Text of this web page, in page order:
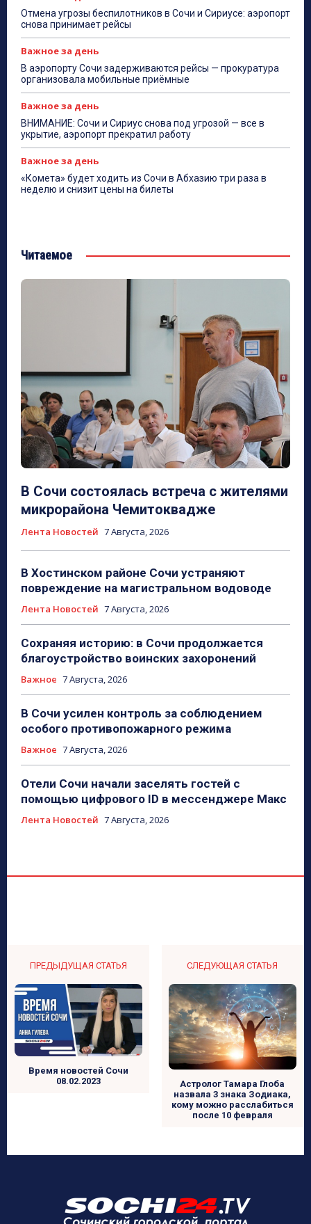
Отмена угрозы беспилотников в Сочи и Сириусе: аэропорт
снова принимает рейсы
Важное за день
В аэропорту Сочи задерживаются рейсы — прокуратура
организовала мобильные приёмные
Важное за день
ВНИМАНИЕ: Сочи и Сириус снова под угрозой — все в
укрытие, аэропорт прекратил работу
Важное за день
«Комета» будет ходить из Сочи в Абхазию три раза в
неделю и снизит цены на билеты
Читаемое
В Сочи состоялась встреча с жителями
микрорайона Чемитоквадже
Лента Новостей 7 Августа, 2026
В Хостинском районе Сочи устраняют
повреждение на магистральном водоводе
Лента Новостей 7 Августа, 2026
Сохраняя историю: в Сочи продолжается
благоустройство воинских захоронений
Важное 7 Августа, 2026
В Сочи усилен контроль за соблюдением
особого противопожарного режима
Важное 7 Августа, 2026
Отели Сочи начали заселять гостей с
помощью цифрового ID в мессенджере Макс
Лента Новостей 7 Августа, 2026
ПРЕДЫДУЩАЯ СТАТЬЯ
Время новостей Сочи
08.02.2023
СЛЕДУЮЩАЯ СТАТЬЯ
Астролог Тамара Глоба
назвала 3 знака Зодиака,
кому можно расслабиться
после 10 февраля